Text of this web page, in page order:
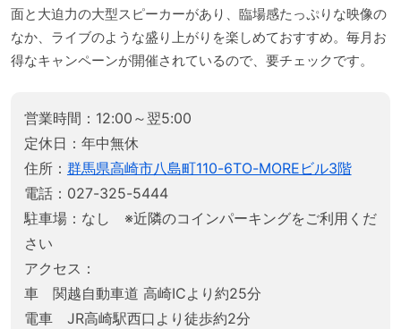
面と大迫力の大型スピーカーがあり、臨場感たっぷりな映像の
なか、ライブのような盛り上がりを楽しめておすすめ。毎月お
得なキャンペーンが開催されているので、要チェックです。
営業時間：12:00～翌5:00
定休日：年中無休
住所： 群馬県高崎市八島町110-6TO-MOREビル3階
電話：027-325-5444
駐車場：なし ※近隣のコインパーキングをご利用くだ
さい
アクセス：
車 関越自動車道 高崎ICより約25分
電車 JR高崎駅西口より徒歩約2分